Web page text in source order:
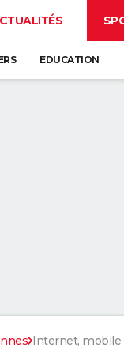
EDUCATION
Internet, mobile